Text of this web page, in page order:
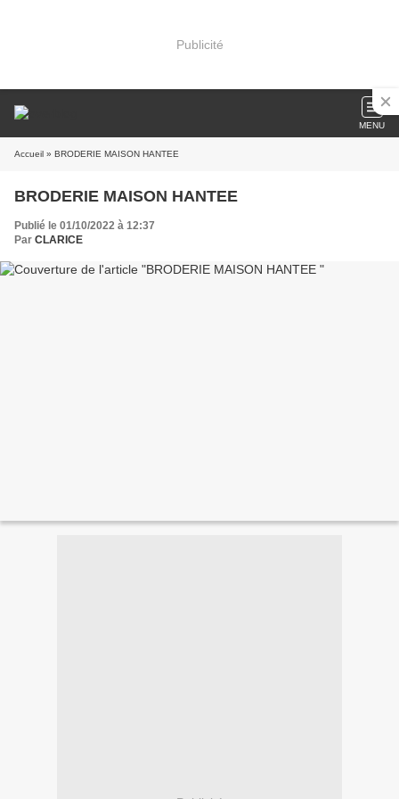
Publicité
MENU
Accueil » BRODERIE MAISON HANTEE
BRODERIE MAISON HANTEE
Publié le 01/10/2022 à 12:37
Par CLARICE